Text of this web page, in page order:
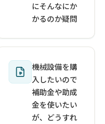
にそんなにか
かるのか疑問
機械設備を購
入したいので
補助金や助成
金を使いたい
が、どうすれ